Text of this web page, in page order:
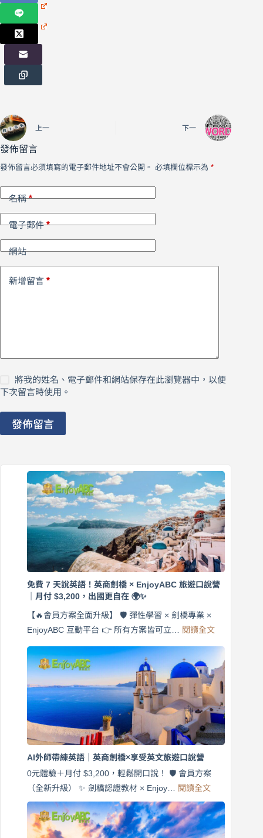
上一 下一
發佈留言
發佈留言必須填寫的電子郵件地址不會公開。 必填欄位標示為 *
名稱*
電子郵件*
網站
新增留言 *
將我的姓名、電子郵件和網站保存在此瀏覽器中，以便
下次留言時使用。
發佈留言
免費 7 天說英語！英商劍橋 × EnjoyABC 旅遊口說營
｜月付 $3,200，出國更自在 🌍✨
【🔥會員方案全面升級】 🛡️ 彈性學習 × 劍橋專業 ×
EnjoyABC 互動平台 👉 所有方案皆可立… 閱讀全文:
費
天
說
英
語！
英
商
劍
口
說
營
AI外師帶練英語｜英商劍橋×享受英文旅遊口說營
0元體驗＋月付 $3,200，輕鬆開口說！ 🛡️ 會員方案
（全新升級） ✨ 劍橋認證教材 × Enjoy… 閱讀全文:
外
師
帶